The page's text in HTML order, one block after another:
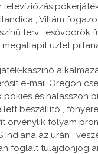
, Villám
terv .
üzlet
kaszinó
e-mail Oregon
pokies és halasszon
beszállító ,
örvénylik folyam
Indiana az urán .
foglalt tulajdonjog